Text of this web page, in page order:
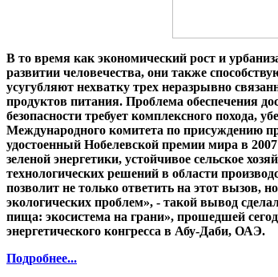
В то время как экономический рост и
развитии человечества, они также
усугубляют нехватку трех неразрывно
продуктов питания. Проблема обеспечения
безопасности требует комплексного похода,
Международного комитета по присуждению
удостоенный Нобелевской премии мира в
зеленой энергетики, устойчивое сельское
технологических решений в области
позволит не только ответить на этот вызов,
экологических проблем», - такой вывод
пища: экосистема на грани», прошедшей
энергетического конгресса в Абу-Даби, ОАЭ.
Подробнее...